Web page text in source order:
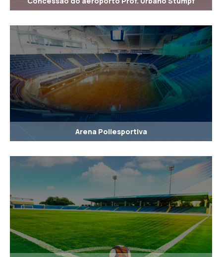
Arena Poliesportiva